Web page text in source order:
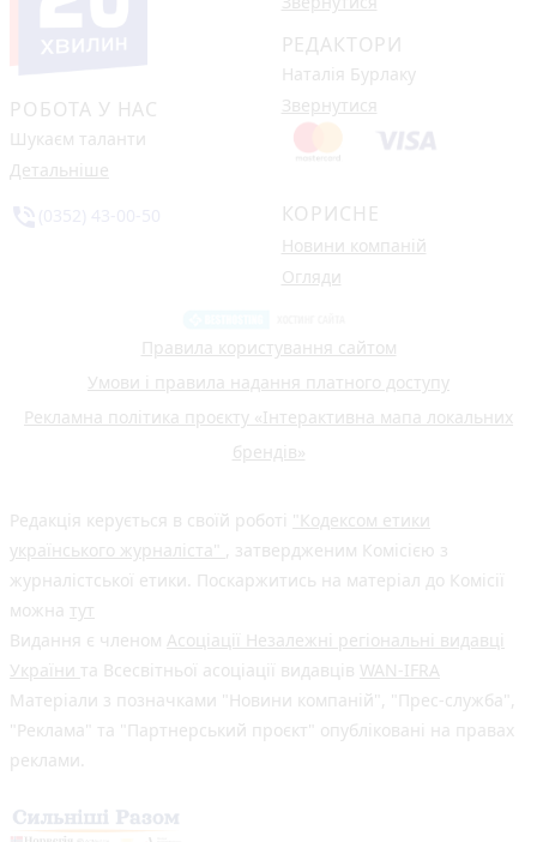
РОБОТА У НАС
Шукаєм таланти
Детальніше
РЕДАКТОРИ
Наталія Бурлаку
Звернутися
КОРИСНЕ
Новини компаній
Огляди
Правила користування сайтом
Умови і правила надання платного доступу
Рекламна політика проєкту «Інтерактивна мапа локальних
брендів»
Редакція керується в своїй роботі "Кодексом етики
українського журналіста" , затвердженим Комісією з
журналістської етики. Поскаржитись на матеріал до Комісії
можна тут
Видання є членом Асоціації Незалежні регіональні видавці
України та Всесвітньої асоціації видавців WAN-IFRA
Матеріали з позначками "Новини компаній", "Прес-служба",
"Реклама" та "Партнерський проєкт" опубліковані на правах
реклами.